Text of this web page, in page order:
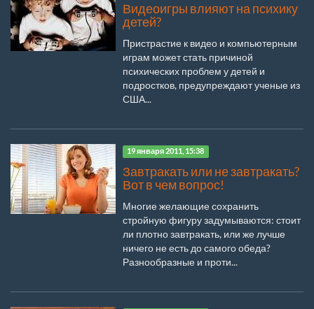
Видеоигры влияют на психику
детей?
Пристрастие к видео и компьютерным
играм может стать причиной
психических проблем у детей и
подростков, предупреждают ученые из
США...
19 января 2011, 15:38
Завтракать или не завтракать?
Вот в чем вопрос!
Многие желающие сохранить
стройную фигуру задумываются: стоит
ли плотно завтракать, или же лучше
ничего не есть до самого обеда?
Разнообразные и проти...